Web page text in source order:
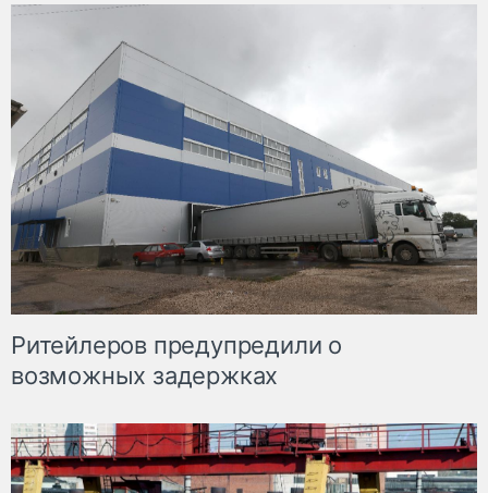
Ритейлеров предупредили о
возможных задержках